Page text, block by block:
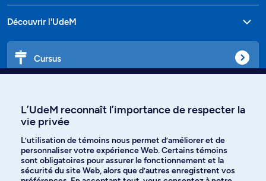
Découvrir l'UdeM
Cursus
Langues
L’UdeM reconnaît l’importance de respecter la
vie privée
L’utilisation de témoins nous permet d’améliorer et de
personnaliser votre expérience Web. Certains témoins
sont obligatoires pour assurer le fonctionnement et la
sécurité du site Web, alors que d’autres enregistrent vos